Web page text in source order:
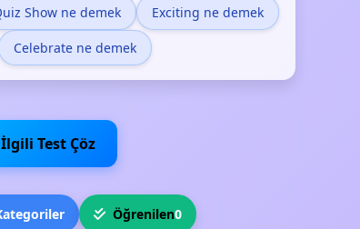
Show ne demek Exciting ne demek
Celebrate ne demek
Test Çöz
Öğrenilen0